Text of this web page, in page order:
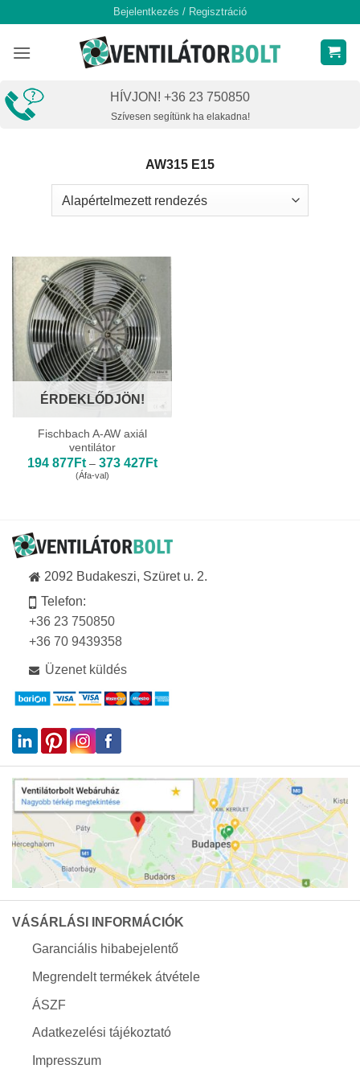
content
Bejelentkezés / Regisztráció
HÍVJON! +36 23 750850
Szívesen segítünk ha elakadna!
AW315 E15
ÉRDEKLŐDJÖN!
Fischbach A-AW axiál
ventilátor
194 877Ft – 373 427FtÁrtartomány:
(Áfa-val)
2092 Budakeszi, Szüret u. 2.
Telefon:
+36 23 750850
+36 70 9439358
Üzenet küldés
VÁSÁRLÁSI INFORMÁCIÓK
Garanciális hibabejelentő
Megrendelt termékek átvétele
ÁSZF
Adatkezelési tájékoztató
Impresszum